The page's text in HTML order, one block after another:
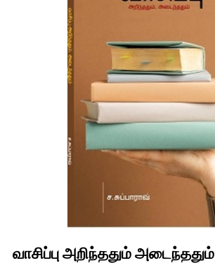
வாசிப்பு அறிந்ததும் அடைந்ததும்